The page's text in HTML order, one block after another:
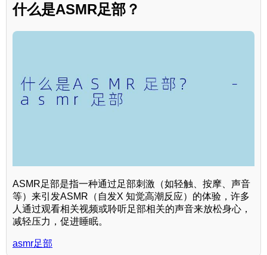
什么是ASMR足部？
ASMR足部是指一种通过足部刺激（如轻触、按摩、声音
等）来引发ASMR（自发X 知觉高潮反应）的体验，许多
人通过观看相关视频或聆听足部相关的声音来放松身心，
减轻压力，促进睡眠。
asmr足部